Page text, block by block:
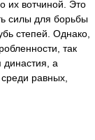
их вотчиной. Это
силы для борьбы
степей. Однако,
так
династия, а
равных,